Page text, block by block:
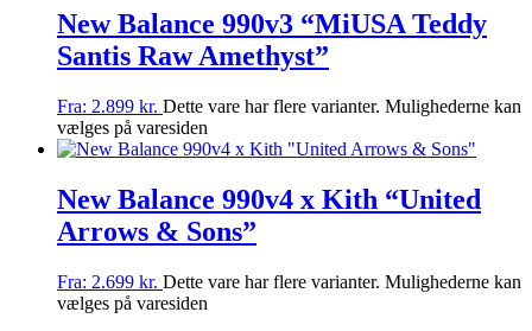
New Balance 990v3 “MiUSA Teddy
Santis Raw Amethyst”
Fra: 2.899 kr. Dette vare har flere varianter. Mulighederne kan
vælges på varesiden
New Balance 990v4 x Kith “United
Arrows & Sons”
Fra: 2.699 kr. Dette vare har flere varianter. Mulighederne kan
vælges på varesiden